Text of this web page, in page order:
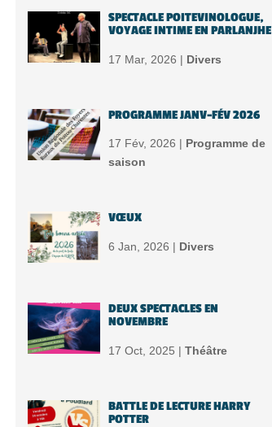
SPECTACLE POITEVINOLOGUE,
VOYAGE INTIME EN PARLANJHE
17 Mar, 2026 | Divers
PROGRAMME JANV-FÉV 2026
17 Fév, 2026 | Programme de
saison
VŒUX
6 Jan, 2026 | Divers
DEUX SPECTACLES EN
NOVEMBRE
17 Oct, 2025 | Théâtre
BATTLE DE LECTURE HARRY
POTTER